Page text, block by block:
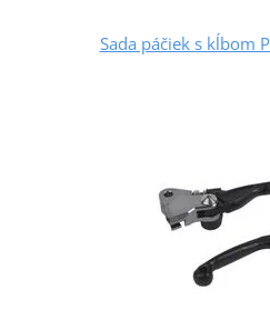
Sada páčiek s kĺbom